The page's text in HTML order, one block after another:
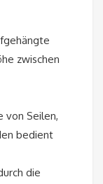
zwischen
von Seilen,
bedient
die